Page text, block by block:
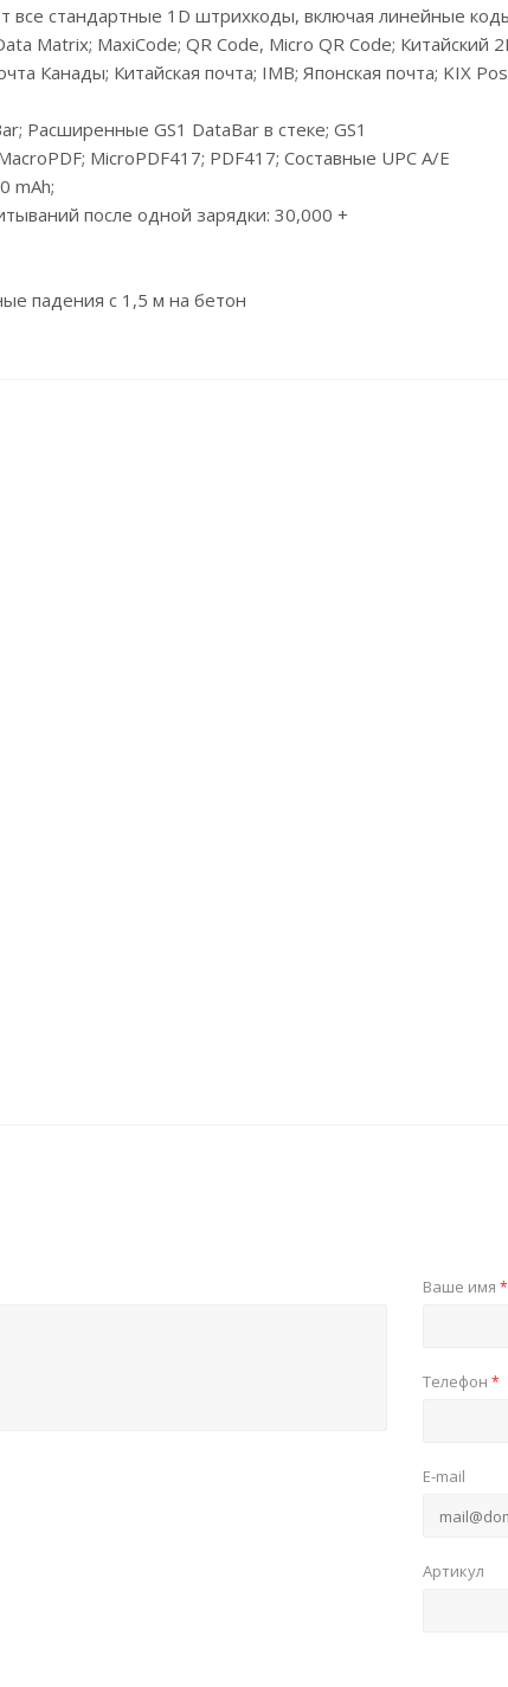
стандартные 1D штрихкоды, включая линейные
MaxiCode; QR Code, Micro QR Code; Китайский
Китайская почта; IMB; Японская почта; KIX
Расширенные GS1 DataBar в стеке; GS1
MicroPDF417; PDF417; Составные UPC A/E
mAh;
после одной зарядки: 30,000 +
падения с 1,5 м на бетон
Ваше имя *
Телефон *
E-mail
Артикул